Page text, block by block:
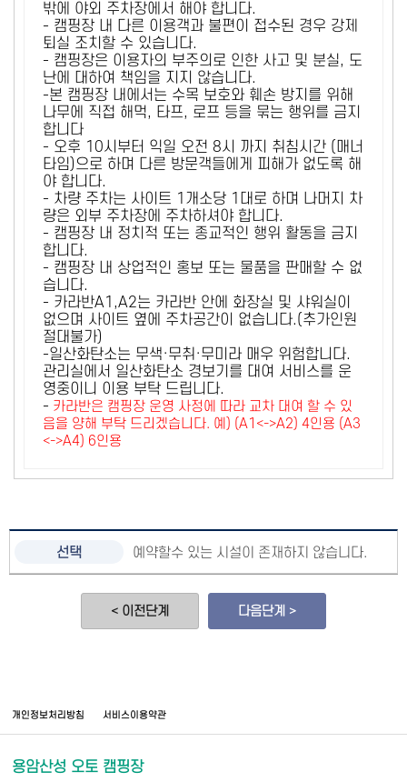
밖에 야외 주차장에서 해야 합니다.
- 캠핑장 내 다른 이용객과 불편이 접수된 경우 강제
퇴실 조치할 수 있습니다.
- 캠핑장은 이용자의 부주의로 인한 사고 및 분실, 도
난에 대하여 책임을 지지 않습니다.
-본 캠핑장 내에서는 수목 보호와 훼손 방지를 위해
나무에 직접 해먹, 타프, 로프 등을 묶는 행위를 금지
합니다
- 오후 10시부터 익일 오전 8시 까지 취침시간 (매너
타임)으로 하며 다른 방문객들에게 피해가 없도록 해
야 합니다.
- 차량 주차는 사이트 1개소당 1대로 하며 나머지 차
량은 외부 주차장에 주차하셔야 합니다.
- 캠핑장 내 정치적 또는 종교적인 행위 활동을 금지
합니다.
- 캠핑장 내 상업적인 홍보 또는 물품을 판매할 수 없
습니다.
- 카라반A1,A2는 카라반 안에 화장실 및 샤워실이
없으며 사이트 옆에 주차공간이 없습니다.(추가인원
절대불가)
-일산화탄소는 무색·무취·무미라 매우 위험합니다.
관리실에서 일산화탄소 경보기를 대여 서비스를 운
영중이니 이용 부탁 드립니다.
- 카라반은 캠핑장 운영 사정에 따라 교차 대여 할 수 있
음을 양해 부탁 드리겠습니다. 예) (A1<->A2) 4인용 (A3
<->A4) 6인용
예약할수 있는 시설이 존재하지 않습니다.
< 이전단계 다음단계 >
개인정보처리방침 서비스이용약관
용암산성 오토 캠핑장